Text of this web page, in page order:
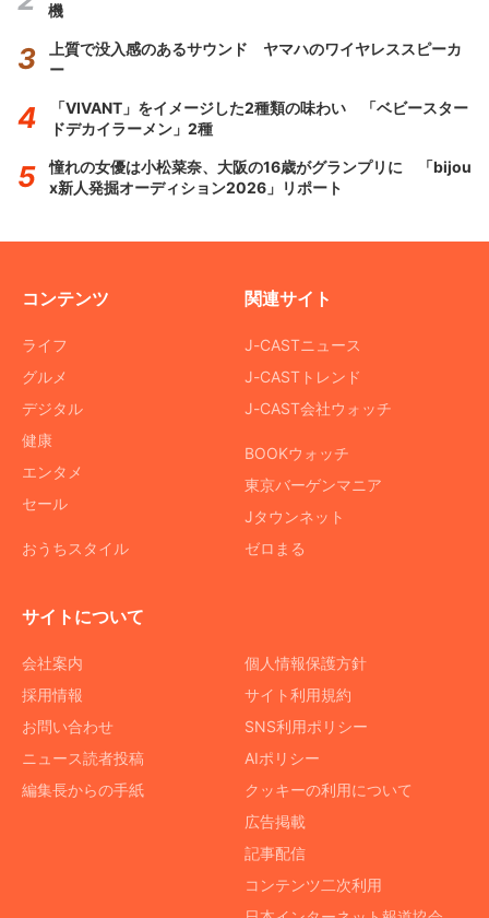
機
上質で没入感のあるサウンド ヤマハのワイヤレススピーカ
ー
「VIVANT」をイメージした2種類の味わい 「ベビースター
ドデカイラーメン」2種
憧れの女優は小松菜奈、大阪の16歳がグランプリに 「bijou
x新人発掘オーディション2026」リポート
コンテンツ
ライフ
グルメ
デジタル
健康
エンタメ
セール
おうちスタイル
関連サイト
J-CASTニュース
J-CASTトレンド
J-CAST会社ウォッチ
BOOKウォッチ
東京バーゲンマニア
Jタウンネット
ゼロまる
サイトについて
会社案内
採用情報
お問い合わせ
ニュース読者投稿
編集長からの手紙
個人情報保護方針
サイト利用規約
SNS利用ポリシー
AIポリシー
クッキーの利用について
広告掲載
記事配信
コンテンツ二次利用